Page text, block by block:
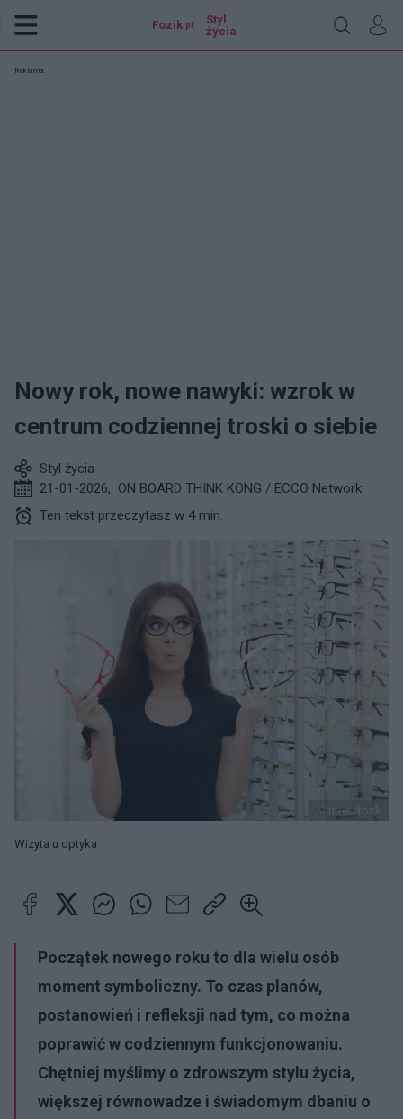
Fozik .pl
Styl
życia
Reklama:
Nowy rok, nowe nawyki: wzrok w
centrum codziennej troski o siebie
Styl życia
21-01-2026, ON BOARD THINK KONG / ECCO Network
Ten tekst przeczytasz w 4 min.
shutterstock
Wizyta u optyka
Początek nowego roku to dla wielu osób
moment symboliczny. To czas planów,
postanowień i refleksji nad tym, co można
poprawić w codziennym funkcjonowaniu.
Chętniej myślimy o zdrowszym stylu życia,
większej równowadze i świadomym dbaniu o